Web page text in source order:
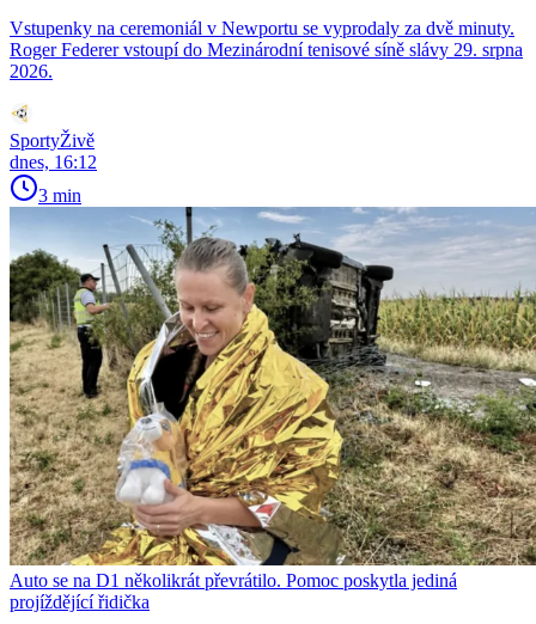
Vstupenky na ceremoniál v Newportu se vyprodaly za dvě minuty.
Roger Federer vstoupí do Mezinárodní tenisové síně slávy 29. srpna
2026.
SportyŽivě
dnes, 16:12
3 min
Auto se na D1 několikrát převrátilo. Pomoc poskytla jediná
projíždějící řidička